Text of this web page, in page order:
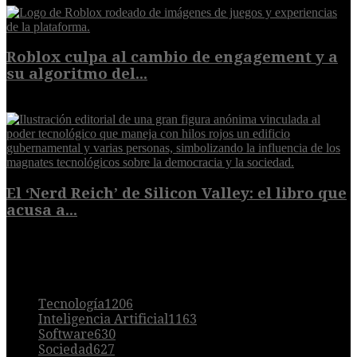
Roblox culpa al cambio de engagement y a
su algoritmo del...
El ‘Nerd Reich’ de Silicon Valley: el libro que
acusa a...
Tecnología1206
Inteligencia Artificial1163
Software630
Sociedad627